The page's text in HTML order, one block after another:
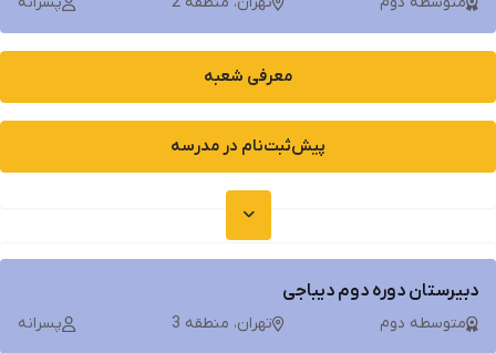
معرفی شعبه
پیش‌ثبت‌نام در مدرسه
دبیرستان دوره دوم دیباجی
متوسطه دوم تهران، منطقه 3 پسرانه